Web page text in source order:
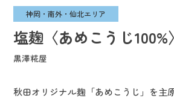
神岡・南外・仙北エリア
塩麹〈あめこうじ100%〉
黒澤糀屋
秋田オリジナル麹「あめこうじ」を主